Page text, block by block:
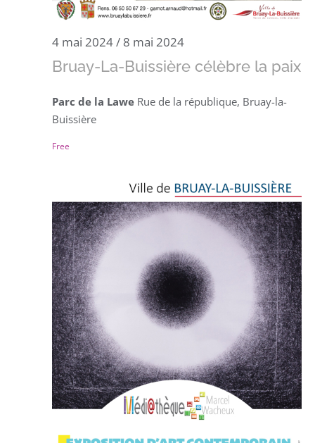
4 mai 2024/ 8 mai 2024
Bruay-La-Buissière célèbre la paix
Parc de la Lawe Rue de la république, Bruay-la-
Buissière
Free